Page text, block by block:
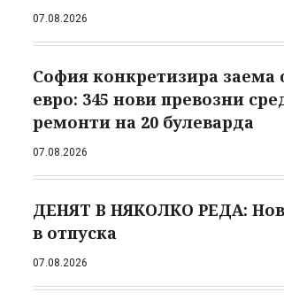
07.08.2026
София конкретизира заема
евро: 345 нови превозни
ремонти на 20 булеварда
07.08.2026
ДЕНЯТ В НЯКОЛКО РЕДА:
в отпуска
07.08.2026